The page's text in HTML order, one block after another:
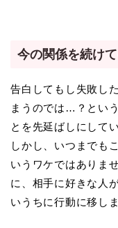
今の関係を続け
告白してもし失敗し
まうのでは…？とい
とを先延ばしにして
しかし、いつまでも
いうワケではありま
に、相手に好きな人
いうちに行動に移し